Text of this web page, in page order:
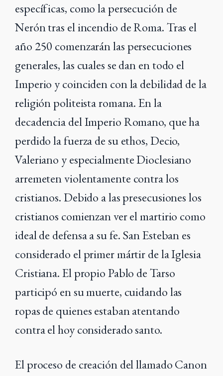
específicas, como la persecución de
Nerón tras el incendio de Roma. Tras el
año 250 comenzarán las persecuciones
generales, las cuales se dan en todo el
Imperio y coinciden con la debilidad de la
religión politeista romana. En la
decadencia del Imperio Romano, que ha
perdido la fuerza de su ethos, Decio,
Valeriano y especialmente Dioclesiano
arremeten violentamente contra los
cristianos. Debido a las presecusiones los
cristianos comienzan ver el martirio como
ideal de defensa a su fe. San Esteban es
considerado el primer mártir de la Iglesia
Cristiana. El propio Pablo de Tarso
participó en su muerte, cuidando las
ropas de quienes estaban atentando
contra el hoy considerado santo.
El proceso de creación del llamado Canon